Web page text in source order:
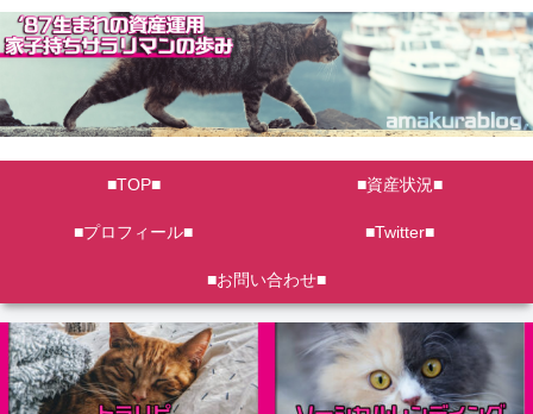
■TOP■ ■資産状況■
■プロフィール■ ■Twitter■
■お問い合わせ■